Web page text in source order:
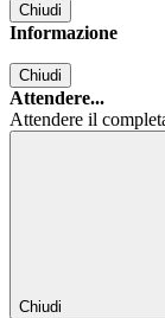
Chiudi
Informazione
Chiudi
Attendere...
Attendere il
Chiudi